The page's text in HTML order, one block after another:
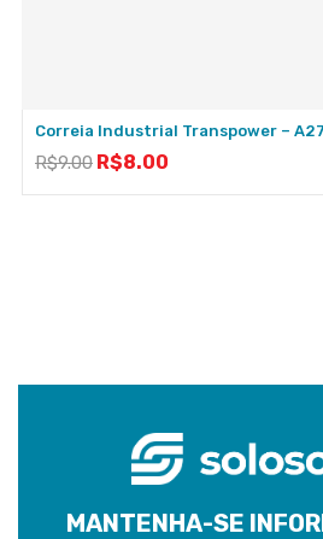
Correia Industrial Transpower – A27
R$9.00 R$8.00
MANTENHA-SE